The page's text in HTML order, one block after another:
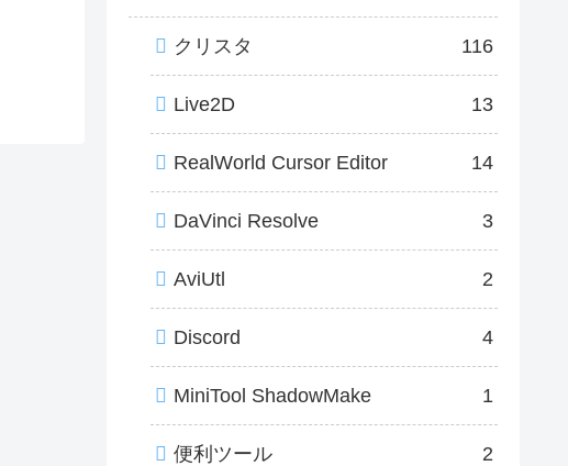
クリスタ 116
Live2D 13
RealWorld Cursor Editor 14
DaVinci Resolve 3
AviUtl 2
Discord 4
MiniTool ShadowMake 1
便利ツール 2